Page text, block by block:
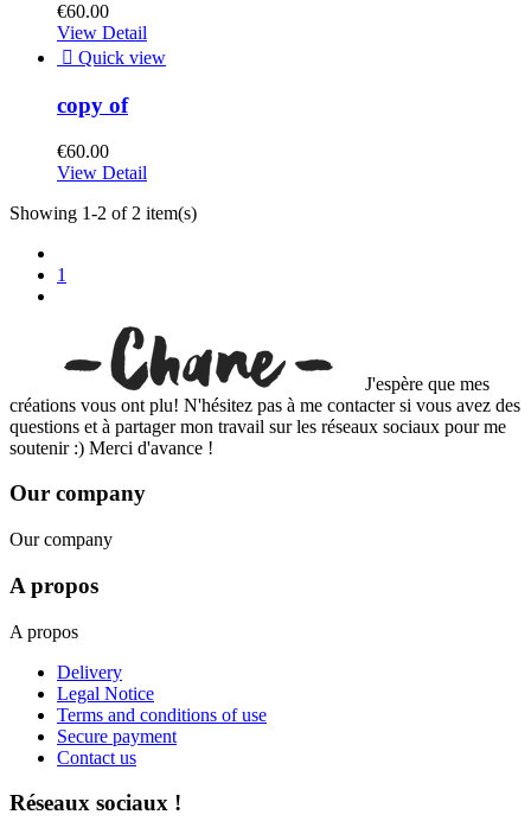
€60.00
View Detail
 Quick view
copy of
€60.00
View Detail
Showing 1-2 of 2 item(s)
1
J'espère que mes
créations vous ont plu! N'hésitez pas à me contacter si vous avez des
questions et à partager mon travail sur les réseaux sociaux pour me
soutenir :) Merci d'avance !
Our company
Our company
A propos
A propos
Delivery
Legal Notice
Terms and conditions of use
Secure payment
Contact us
Réseaux sociaux !